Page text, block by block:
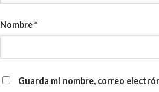
Nombre*
Guarda mi nombre, correo